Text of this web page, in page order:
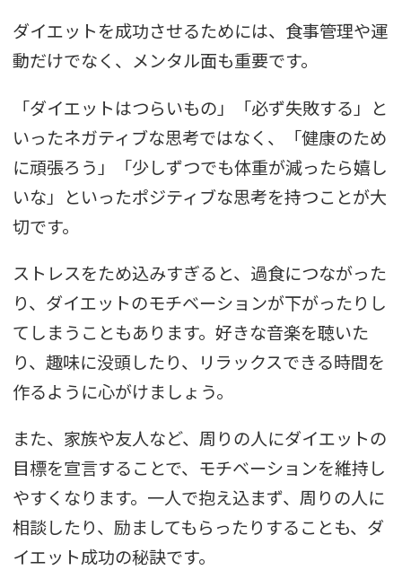
ダイエットを成功させるためには、食事管理や運
動だけでなく、メンタル面も重要です。
「ダイエットはつらいもの」「必ず失敗する」と
いったネガティブな思考ではなく、「健康のため
に頑張ろう」「少しずつでも体重が減ったら嬉し
いな」といったポジティブな思考を持つことが大
切です。
ストレスをため込みすぎると、過食につながった
り、ダイエットのモチベーションが下がったりし
てしまうこともあります。好きな音楽を聴いた
り、趣味に没頭したり、リラックスできる時間を
作るように心がけましょう。
また、家族や友人など、周りの人にダイエットの
目標を宣言することで、モチベーションを維持し
やすくなります。一人で抱え込まず、周りの人に
相談したり、励ましてもらったりすることも、ダ
イエット成功の秘訣です。